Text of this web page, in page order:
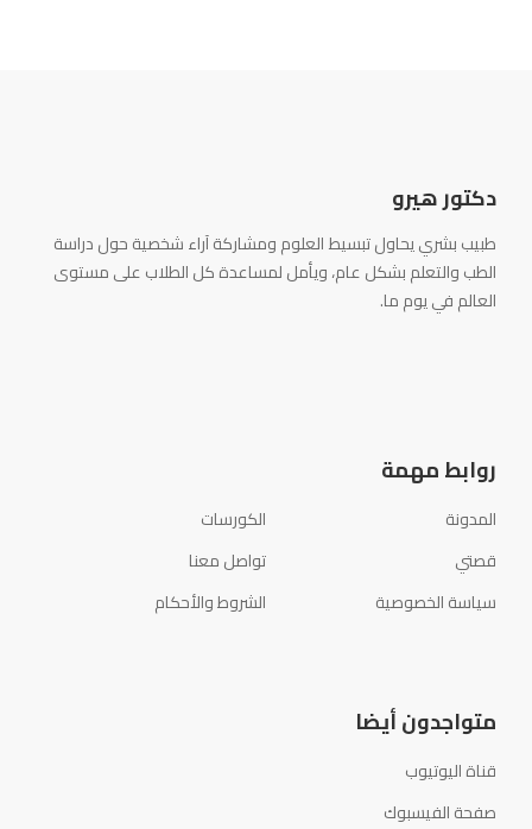
دكتور هيرو
طبيب بشري يحاول تبسيط العلوم ومشاركة آراء شخصية حول دراسة
الطب والتعلم بشكل عام، ويأمل لمساعدة كل الطلاب على مستوى
العالم في يوم ما.
روابط مهمة
المدونة
الكورسات
قصتي
تواصل معنا
سياسة الخصوصية
الشروط والأحكام
متواجدون أيضا
قناة اليوتيوب
صفحة الفيسبوك